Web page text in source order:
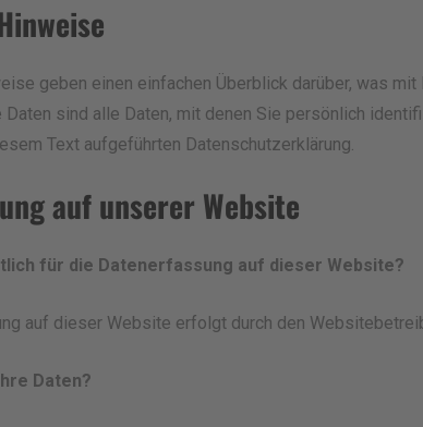
geben einen einfachen Überblick darüber, was
sind alle Daten, mit denen Sie persönlich
Text aufgeführten Datenschutzerklärung.
auf unserer Website
für die Datenerfassung auf dieser Website?
auf dieser Website erfolgt durch den
Daten?